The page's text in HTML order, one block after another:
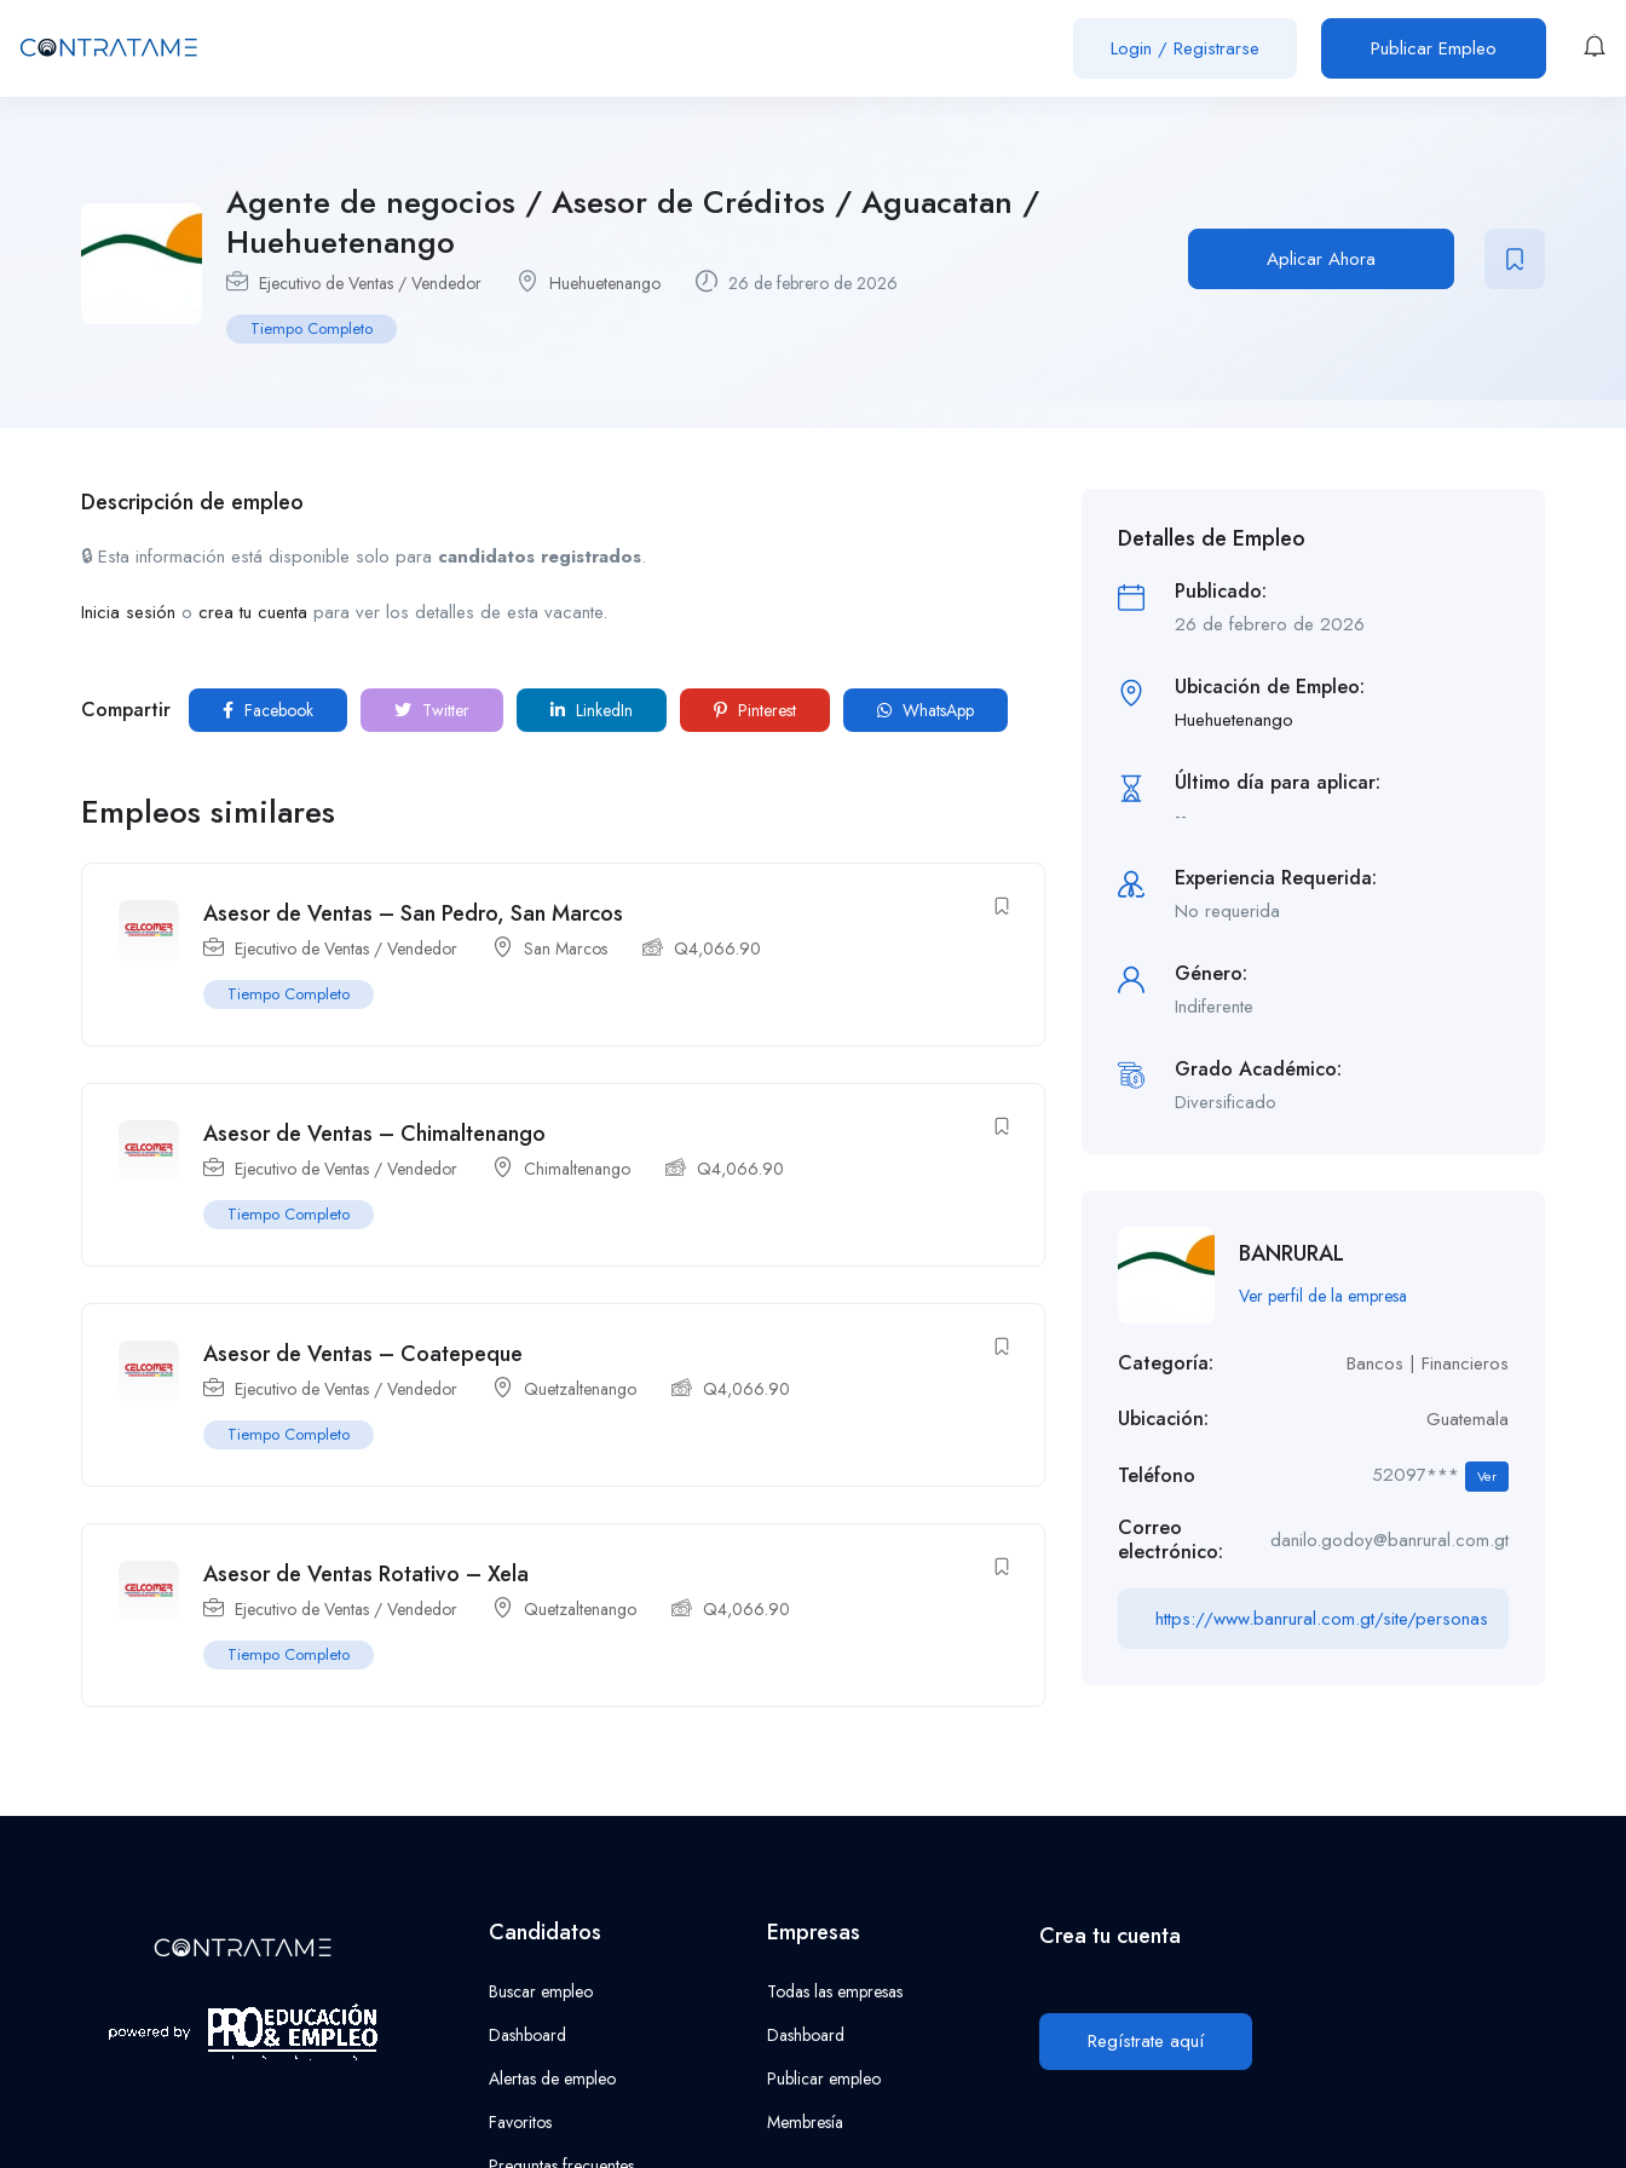
Login / Registrarse Publicar Empleo
Agente de negocios / Asesor de Créditos / Aguacatan /
Huehuetenango
Ejecutivo de Ventas / Vendedor Huehuetenango 26 de febrero de 2026
Tiempo Completo
Aplicar Ahora
Descripción de empleo
🔒 Esta información está disponible solo para candidatos registrados.
Inicia sesión o crea tu cuenta para ver los detalles de esta vacante.
Compartir Facebook Twitter LinkedIn Pinterest WhatsApp
Empleos similares
Asesor de Ventas – San Pedro, San Marcos
Ejecutivo de Ventas / Vendedor San Marcos Q4,066.90
Tiempo Completo
Asesor de Ventas – Chimaltenango
Ejecutivo de Ventas / Vendedor Chimaltenango Q4,066.90
Tiempo Completo
Asesor de Ventas – Coatepeque
Ejecutivo de Ventas / Vendedor Quetzaltenango Q4,066.90
Tiempo Completo
Asesor de Ventas Rotativo – Xela
Ejecutivo de Ventas / Vendedor Quetzaltenango Q4,066.90
Tiempo Completo
Detalles de Empleo
Publicado:
26 de febrero de 2026
Ubicación de Empleo:
Huehuetenango
Último día para aplicar:
--
Experiencia Requerida:
No requerida
Género:
Indiferente
Grado Académico:
Diversificado
BANRURAL
Ver perfil de la empresa
Categoría: Bancos | Financieros
Ubicación: Guatemala
Teléfono 52097*** Ver
Correo
electrónico:
danilo.godoy@banrural.com.gt
https://www.banrural.com.gt/site/personas
Candidatos
Buscar empleo
Dashboard
Alertas de empleo
Favoritos
Empresas
Todas las empresas
Dashboard
Publicar empleo
Membresía
Crea tu cuenta
Regístrate aquí